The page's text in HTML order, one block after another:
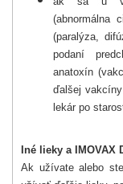
(abnormálna
(paralýza,
podaní
anatoxín
ďalšej
lekár po
Iné lieky a IMOVAX
Ak užívate alebo